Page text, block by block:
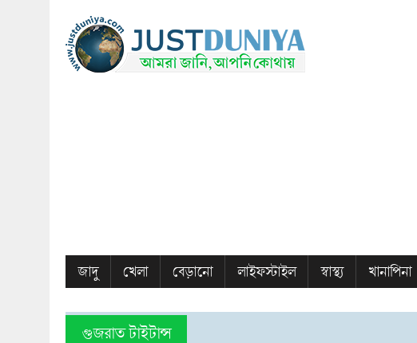
জাদু খেলা বেড়ানো লাইফস্টাইল স্বাস্থ্য খানাপিনা
গুজরাত টাইটান্স